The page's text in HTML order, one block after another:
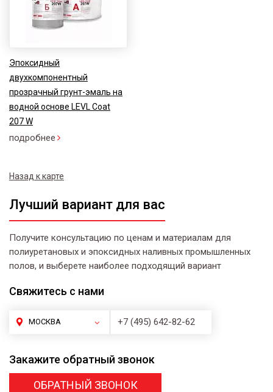
Эпоксидный
двухкомпонентный
прозрачный грунт-эмаль на
водной основе LEVL Coat
207 W
подробнее
Назад к карте
Лучший вариант для вас
Получите консультацию по ценам и материалам для
полиуретановых и эпоксидных наливных промышленных
полов, и выберете наиболее подходящий вариант
Свяжитесь с нами
МОСКВА +7 (495) 642-82-62
Закажите обратный звонок
ОБРАТНЫЙ ЗВОНОК